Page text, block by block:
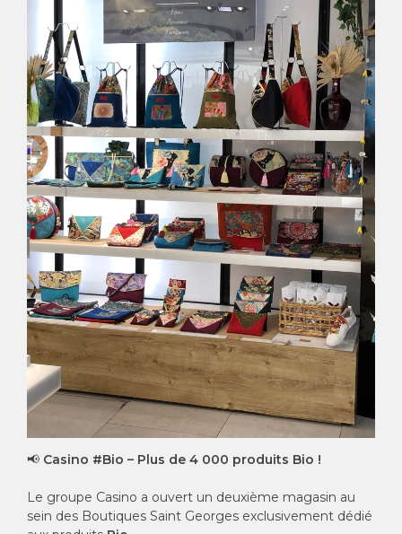
📢 Casino #Bio – Plus de 4 000 produits Bio !
Le groupe Casino a ouvert un deuxième magasin au
sein des Boutiques Saint Georges exclusivement dédié